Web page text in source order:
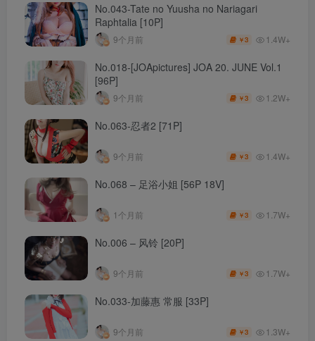
No.043-Tate no Yuusha no Nariagari
Raphtalia [10P]
9个月前 ￥3 1.4W+
No.018-[JOApictures] JOA 20. JUNE Vol.1
[96P]
9个月前 ￥3 1.2W+
No.063-忍者2 [71P]
9个月前 ￥3 1.4W+
No.068 – 足浴小姐 [56P 18V]
1个月前 ￥3 1.7W+
No.006 – 风铃 [20P]
9个月前 ￥3 1.7W+
No.033-加藤惠 常服 [33P]
9个月前 ￥3 1.3W+